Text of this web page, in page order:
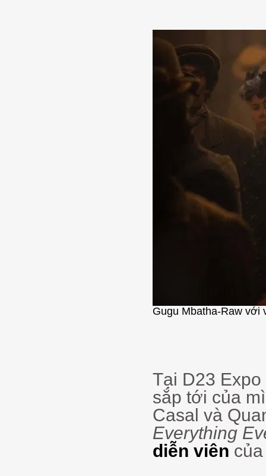
Gugu Mbatha-Raw với
Tại D23
sắp tới của
Casal và
Everything
diễn viên